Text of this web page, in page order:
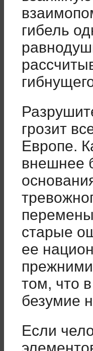
гибель
грозит
Европе.
внешнее
старые
ее
том, что
безумие
Если